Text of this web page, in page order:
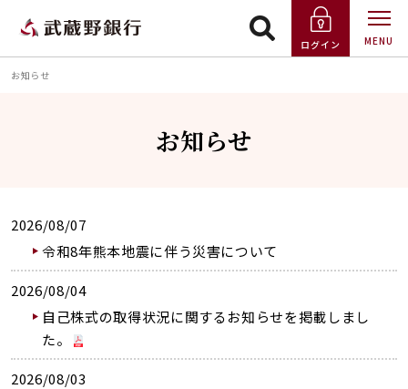
ログイン MENU
お知らせ
お知らせ
2026/08/07
令和8年熊本地震に伴う災害について
2026/08/04
自己株式の取得状況に関するお知らせを掲載しまし
た。
2026/08/03